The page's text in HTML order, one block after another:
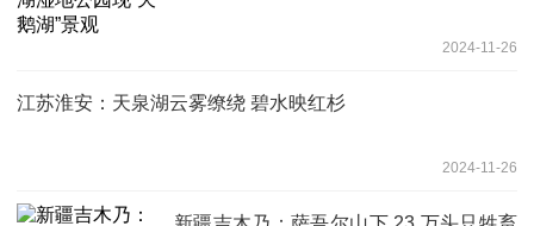
2024-11-26
江苏淮安：天泉湖云雾缭绕 碧水映红杉
2024-11-26